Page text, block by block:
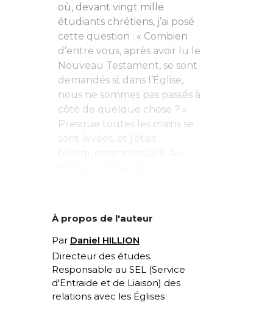
où, devant vingt mille
étudiants chrétiens, j’ai posé
cette question : « Combien
d’entre vous, après avoir lu le
Nouveau Testament, se sont
demandés si, dans l’Église,
nous ne sommes pas passés à
côté de quelque chose ? »
Presque toutes les mains se
sont levées, et j’étais
À propos de l'auteur
Par Daniel HILLION
Directeur des études.
Responsable au SEL (Service
d'Entraide et de Liaison) des
relations avec les Églises